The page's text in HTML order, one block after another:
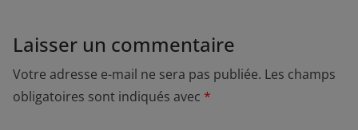
Laisser un commentaire
Votre adresse e-mail ne sera pas publiée. Les champs
obligatoires sont indiqués avec *